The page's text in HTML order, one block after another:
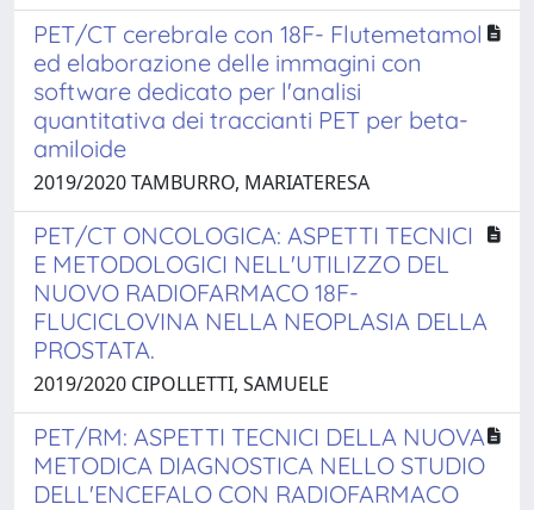
PET/CT cerebrale con 18F- Flutemetamol
ed elaborazione delle immagini con
software dedicato per l'analisi
quantitativa dei traccianti PET per beta-
amiloide
2019/2020 TAMBURRO, MARIATERESA
PET/CT ONCOLOGICA: ASPETTI TECNICI
E METODOLOGICI NELL'UTILIZZO DEL
NUOVO RADIOFARMACO 18F-
FLUCICLOVINA NELLA NEOPLASIA DELLA
PROSTATA.
2019/2020 CIPOLLETTI, SAMUELE
PET/RM: ASPETTI TECNICI DELLA NUOVA
METODICA DIAGNOSTICA NELLO STUDIO
DELL'ENCEFALO CON RADIOFARMACO